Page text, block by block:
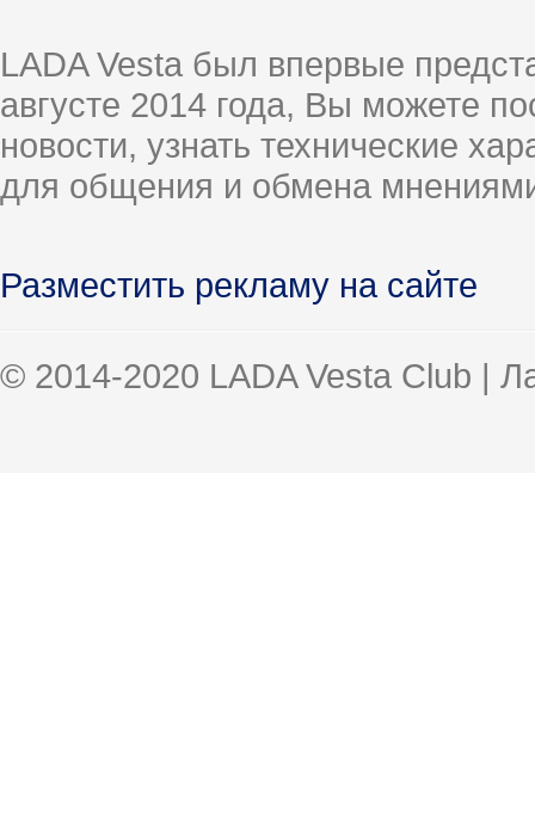
LADA Vesta был впервые
августе 2014 года, Вы можете
новости, узнать технические
для общения и обмена
Разместить рекламу на сайте
© 2014-2020 LADA Vesta Club |